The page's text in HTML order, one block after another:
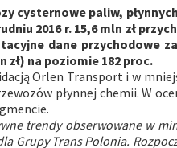
cysternowe paliw,
2016 r. 15,6 mln zł
dane przychodowe
zł) na poziomie 182 proc.
Orlen Transport i w
płynnej chemii. W
trendy obserwowane w
Grupy Trans Polonia.